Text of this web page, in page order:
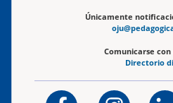
Únicamente
Comunicarse
Directorio